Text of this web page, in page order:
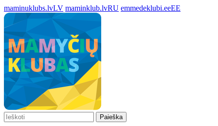
maminuklubs.lvLV maminklub.lvRU emmedeklubi.eeEE
Paieška